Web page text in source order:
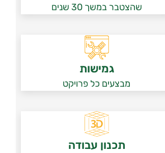
שהצטבר במשך 30 שנים
גמישות
מבצעים כל פרויקט
תכנון עבודה